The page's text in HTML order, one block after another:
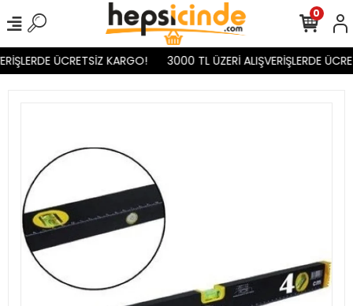
ÜCRETSİZ KARGO! 3000 TL ÜZERİ ALIŞVERİŞLERDE
0